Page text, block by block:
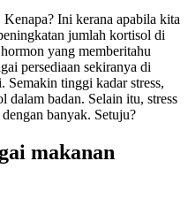
Ini kerana apabila kita
jumlah kortisol di
yang memberitahu
persediaan sekiranya di
Semakin tinggi kadar stress,
dalam badan. Selain itu, stress
banyak. Setuju?
makanan